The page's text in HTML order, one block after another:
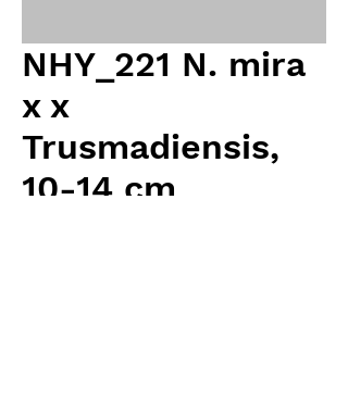
NHY_221 N. mira
x x
Trusmadiensis,
10-14 cm